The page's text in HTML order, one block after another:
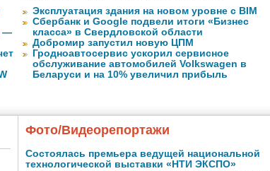
—
Эксплуатация здания на новом уровне с BIM
Сбербанк и Google подвели итоги «Бизнес
класса» в Свердловской области
Добромир запустил новую ЦПМ
Гродноавтосервис ускорил сервисное
обслуживание автомобилей Volkswagen в
Беларуси и на 10% увеличил прибыль
Фото/Видеорепортажи
Состоялась премьера ведущей национальной
технологической выставки «НТИ ЭКСПО»